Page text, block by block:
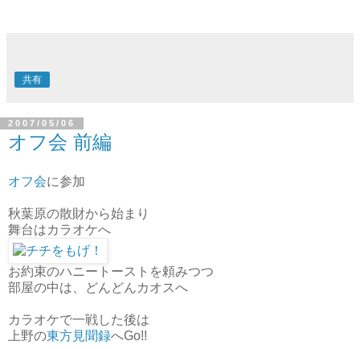
共有
2007/05/06
オフ会 前編
オフ会に参加
秋葉原の散財から始まり
舞台はカラオケへ
お約束のハニートーストを頼みつつ
部屋の中は、どんどんカオスへ
カラオケで一戦した後は
上野の東方見聞録へGo!!